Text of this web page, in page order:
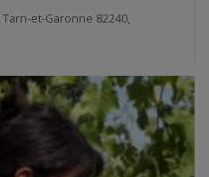
Tarn-et-Garonne 82240,